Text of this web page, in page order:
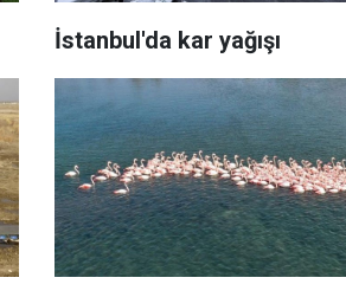
İstanbul'da kar yağışı